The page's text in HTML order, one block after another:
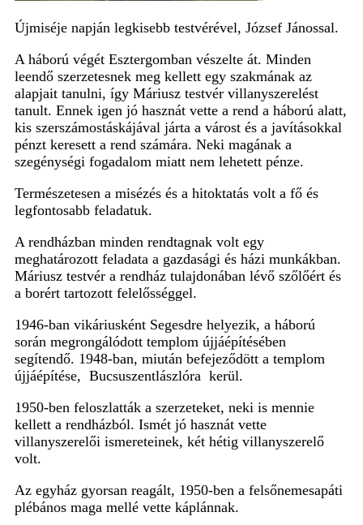
Újmiséje napján legkisebb testvérével, József Jánossal.
A háború végét Esztergomban vészelte át. Minden
leendő szerzetesnek meg kellett egy szakmának az
alapjait tanulni, így Máriusz testvér villanyszerelést
tanult. Ennek igen jó hasznát vette a rend a háború alatt,
kis szerszámostáskájával járta a várost és a javításokkal
pénzt keresett a rend számára. Neki magának a
szegénységi fogadalom miatt nem lehetett pénze.
Természetesen a misézés és a hitoktatás volt a fő és
legfontosabb feladatuk.
A rendházban minden rendtagnak volt egy
meghatározott feladata a gazdasági és házi munkákban.
Máriusz testvér a rendház tulajdonában lévő szőlőért és
a borért tartozott felelősséggel.
1946-ban vikáriusként Segesdre helyezik, a háború
során megrongálódott templom újjáépítésében
segítendő. 1948-ban, miután befejeződött a templom
újjáépítése, Bucsuszentlászlóra kerül.
1950-ben feloszlatták a szerzeteket, neki is mennie
kellett a rendházból. Ismét jó hasznát vette
villanyszerelői ismereteinek, két hétig villanyszerelő
volt.
Az egyház gyorsan reagált, 1950-ben a felsőnemesapáti
plébános maga mellé vette káplánnak.